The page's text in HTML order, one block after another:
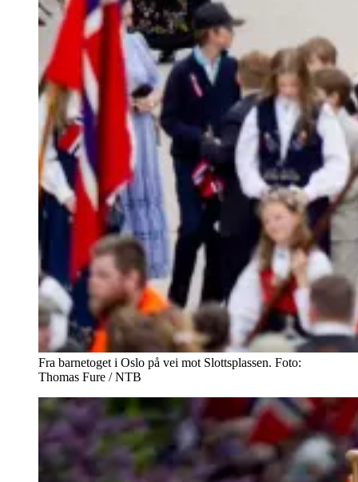
Fra barnetoget i Oslo på vei mot Slottsplassen. Foto:
Thomas Fure / NTB